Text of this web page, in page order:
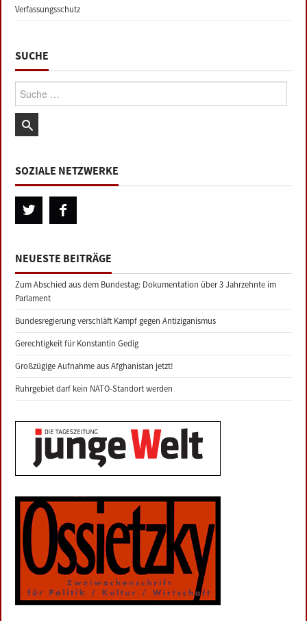
Verfassungsschutz
SUCHE
Suche:
SOZIALE NETZWERKE
NEUESTE BEITRÄGE
Zum Abschied aus dem Bundestag: Dokumentation über 3 Jahrzehnte im
Parlament
Bundesregierung verschläft Kampf gegen Antiziganismus
Gerechtigkeit für Konstantin Gedig
Großzügige Aufnahme aus Afghanistan jetzt!
Ruhrgebiet darf kein NATO-Standort werden